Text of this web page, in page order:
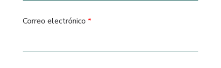
Correo electrónico *